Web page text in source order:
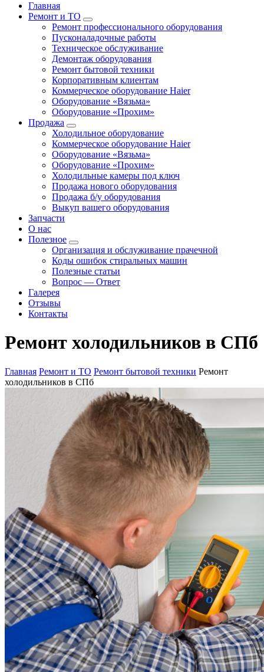
Главная
Ремонт и ТО
Ремонт профессионального оборудования
Пусконаладочные работы
Техническое обслуживание
Демонтаж оборудования
Ремонт бытовой техники
Корпоративным клиентам
Коммерческое оборудование Haier
Оборудование «Вязьма»
Оборудование «Прохим»
Продажа
Холодильное оборудование
Коммерческое оборудование Haier
Оборудование «Вязьма»
Оборудование «Прохим»
Холодильные камеры под ключ
Продажа нового оборудования
Продажа б/у оборудования
Выкуп вашего оборудования
Запчасти
О нас
Полезное
Организация и обслуживание прачечной
Коды ошибок стиральных машин
Полезные статьи
Вопрос — Ответ
Галерея
Отзывы
Контакты
Ремонт холодильников в СПб
Главная Ремонт и ТО Ремонт бытовой техники Ремонт
холодильников в СПб